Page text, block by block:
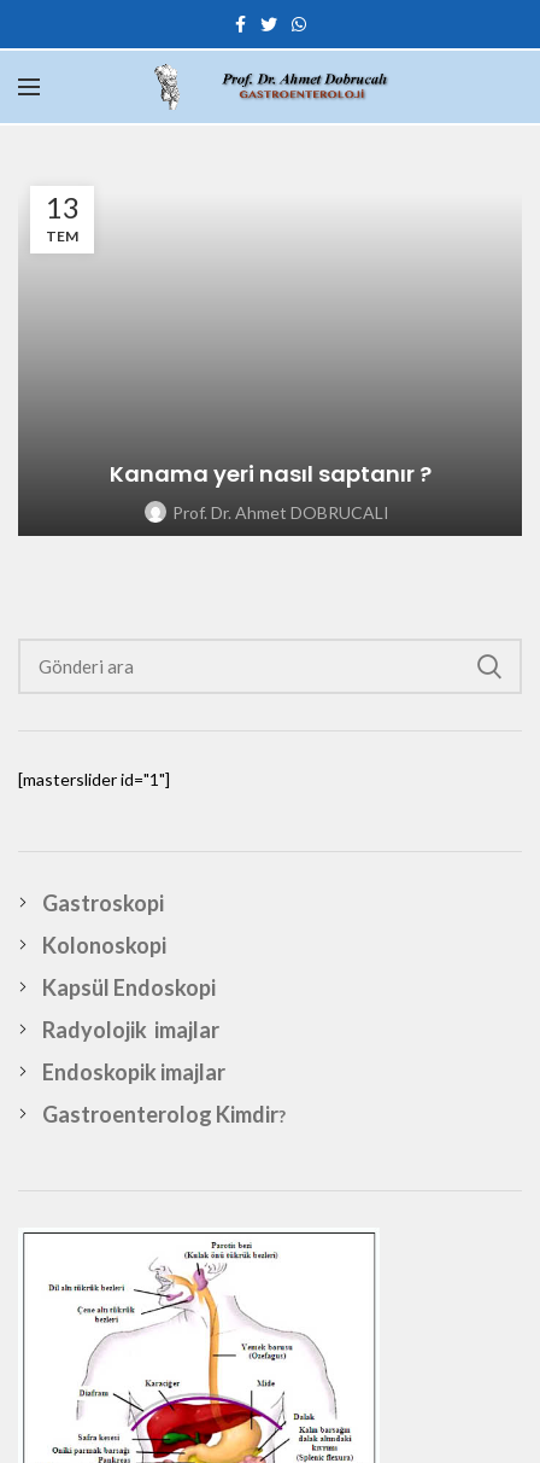
13
TEM
Kanama yeri nasıl saptanır ?
Prof. Dr. Ahmet DOBRUCALI
[masterslider id="1"]
Gastroskopi
Kolonoskopi
Kapsül Endoskopi
Radyolojik imajlar
Endoskopik imajlar
Gastroenterolog Kimdir?